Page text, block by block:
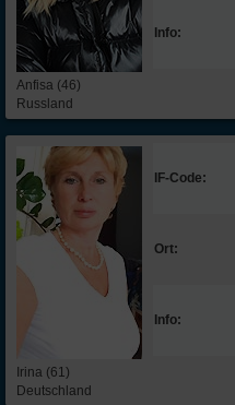
Anfisa (46)
Russland
Info:
Irina (61)
Deutschland
IF-Code:
Ort:
Info: